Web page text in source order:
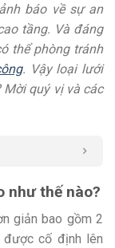
báo về sự an
tầng. Và đáng
thể phòng tránh
. Vậy loại lưới
Mời quý vị và các
như thế nào?
giản bao gồm 2
được cố định lên